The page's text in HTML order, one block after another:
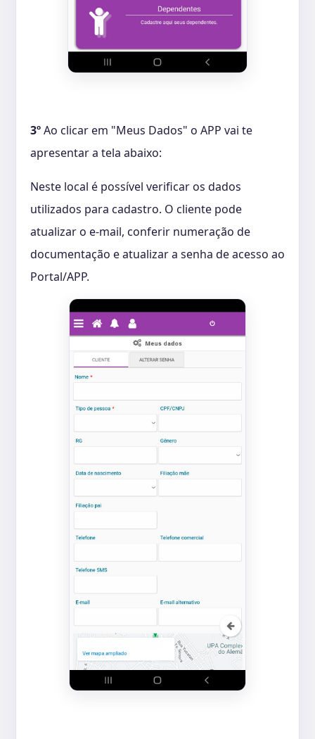
3ºAo clicar em "Meus Dados" o APP vai te
apresentar a tela abaixo:
Neste local é possível verificar os dados
utilizados para cadastro. O cliente pode
atualizar o e-mail, conferir numeração de
documentação e atualizar a senha de acesso ao
Portal/APP.